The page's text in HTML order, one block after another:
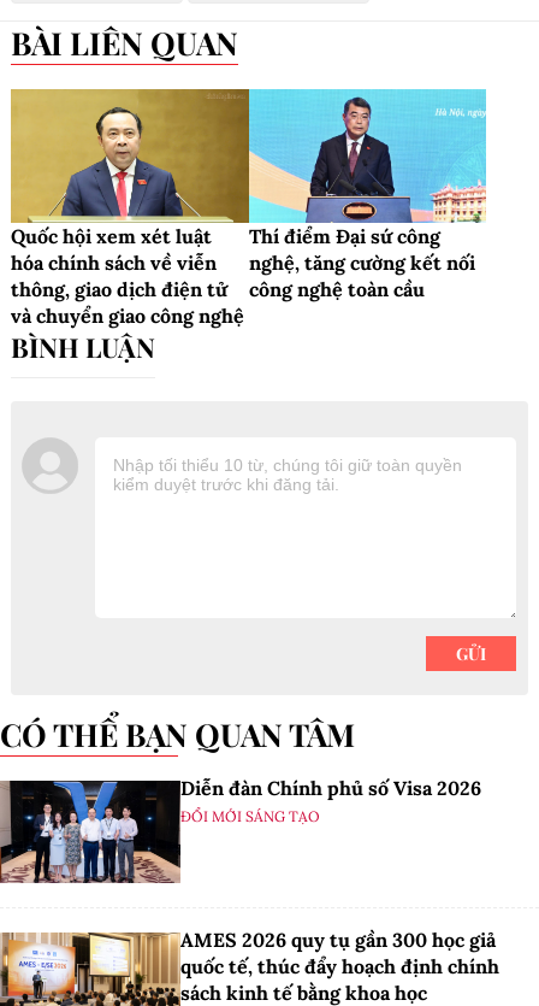
BÀI LIÊN QUAN
Quốc hội xem xét luật
hóa chính sách về viễn
thông, giao dịch điện tử
và chuyển giao công nghệ
Thí điểm Đại sứ công
nghệ, tăng cường kết nối
công nghệ toàn cầu
CÓ THỂ BẠN QUAN TÂM
Diễn đàn Chính phủ số Visa 2026
ĐỔI MỚI SÁNG TẠO
AMES 2026 quy tụ gần 300 học giả
quốc tế, thúc đẩy hoạch định chính
sách kinh tế bằng khoa học